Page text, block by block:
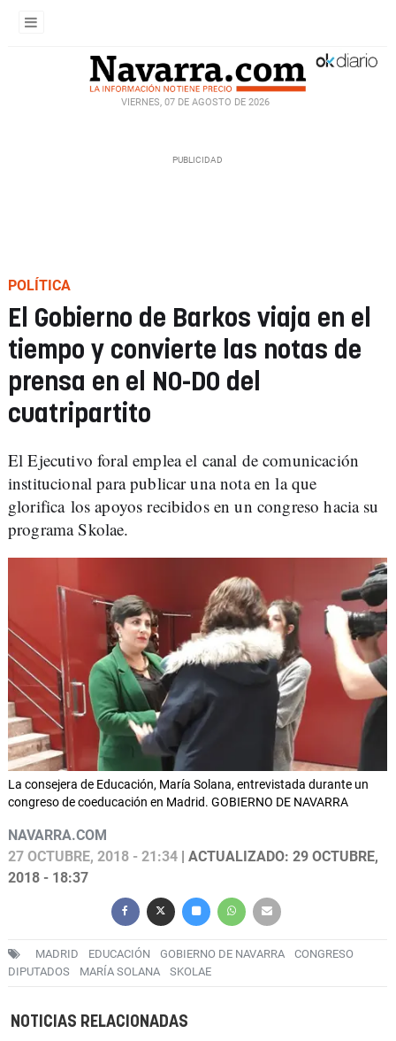
VIERNES, 07 DE AGOSTO DE 2026
POLÍTICA
El Gobierno de Barkos viaja en el
tiempo y convierte las notas de
prensa en el NO-DO del
cuatripartito
El Ejecutivo foral emplea el canal de comunicación
institucional para publicar una nota en la que
glorifica los apoyos recibidos en un congreso hacia su
programa Skolae.
La consejera de Educación, María Solana, entrevistada durante un
congreso de coeducación en Madrid. GOBIERNO DE NAVARRA
NAVARRA.COM
27 OCTUBRE, 2018 - 21:34 | ACTUALIZADO: 29 OCTUBRE,
2018 - 18:37
MADRID EDUCACIÓN GOBIERNO DE NAVARRA
CONGRESO
DIPUTADOS
MARÍA SOLANA SKOLAE
NOTICIAS RELACIONADAS